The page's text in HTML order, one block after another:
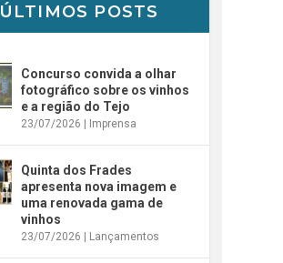
ÚLTIMOS POSTS
Concurso convida a olhar
fotográfico sobre os vinhos
e a região do Tejo
23/07/2026 | Imprensa
Quinta dos Frades
apresenta nova imagem e
uma renovada gama de
vinhos
23/07/2026 | Lançamentos